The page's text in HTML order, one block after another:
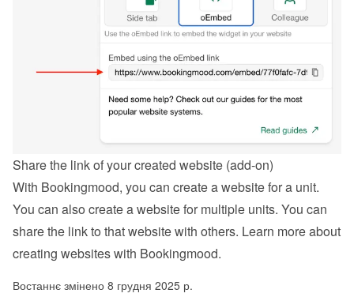
Share the link of your created website (add-on)
With Bookingmood, you can create a website for a unit.
You can also create a website for multiple units. You can
creating websites with Bookingmood.
Востаннє змінено 8 грудня 2025 р.